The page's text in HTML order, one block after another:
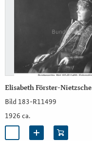
Elisabeth Förster-Nietzsche
Bild 183-R11499
1926 ca.